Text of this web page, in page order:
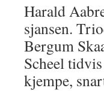
Harald
sjansen.
Bergum
Scheel
kjempe,